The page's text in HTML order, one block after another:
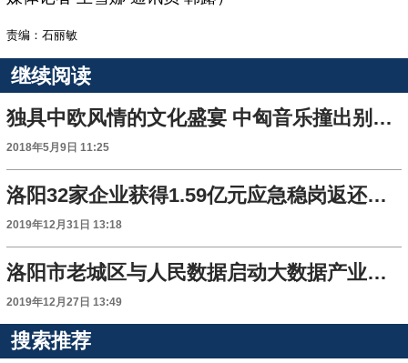
责编：石丽敏
继续阅读
独具中欧风情的文化盛宴 中匈音乐撞出别样火花
2018年5月9日 11:25
洛阳32家企业获得1.59亿元应急稳岗返还补贴
2019年12月31日 13:18
洛阳市老城区与人民数据启动大数据产业战略合作
2019年12月27日 13:49
搜索推荐